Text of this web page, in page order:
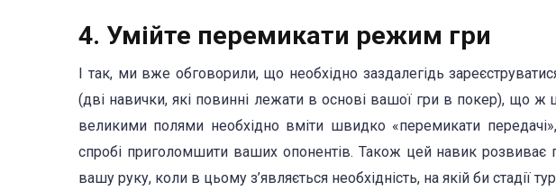
4. Умійте перемикати режим гри
І так, ми вже обговорили, що необхідно заздалегідь
(дві навички, які повинні лежати в основі вашої гри в покер), що ж
великими полями необхідно вміти швидко «перемикати
спробі приголомшити ваших опонентів. Також цей навик розвиває
вашу руку, коли в цьому з’являється необхідність, на якій би стадії